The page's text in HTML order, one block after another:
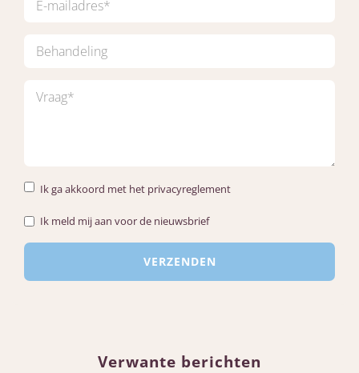
Ik ga akkoord met het privacyreglement
Ik meld mij aan voor de nieuwsbrief
Verwante berichten